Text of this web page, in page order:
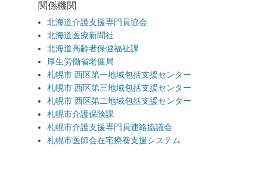
関係機関
北海道介護支援専門員協会
北海道医療新聞社
北海道高齢者保健福祉課
厚生労働省老健局
札幌市 西区第一地域包括支援センター
札幌市 西区第三地域包括支援センター
札幌市 西区第二地域包括支援センター
札幌市介護保険課
札幌市介護支援専門員連絡協議会
札幌市医師会在宅療養支援システム